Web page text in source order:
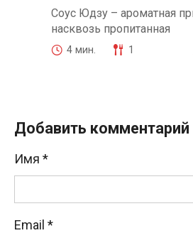
Соус Юдзу – ароматная
насквозь пропитанная
4 мин. 1
Добавить комментарий
Имя *
Email *